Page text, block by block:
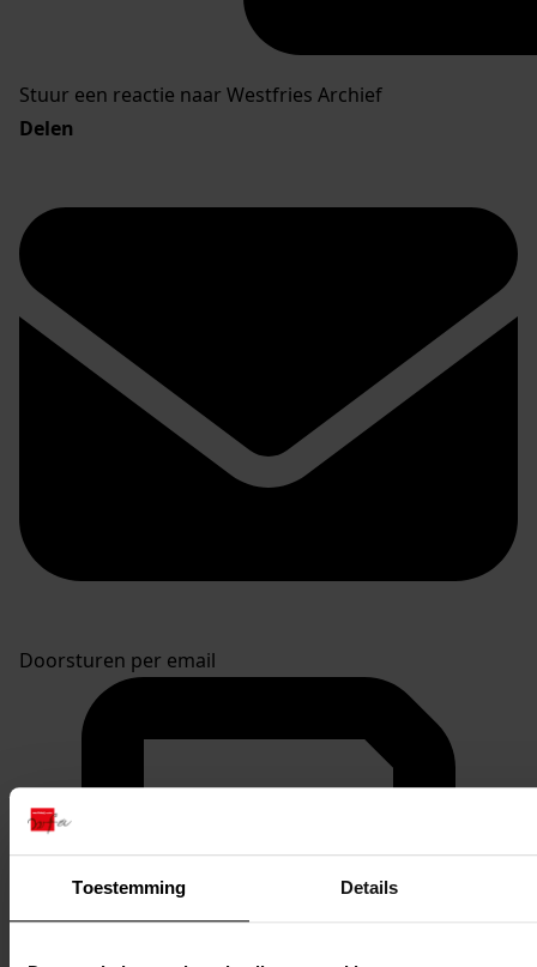
Toestemming Details
Stuur een reactie naar Westfries Archief
Delen
Doorsturen per email